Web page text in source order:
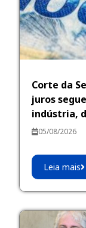
Corte da
juros
indústria,
05/08/2026
Leia mais